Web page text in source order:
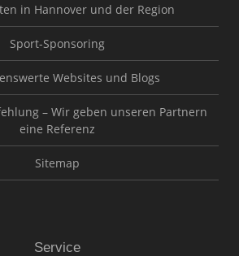
in Hannover und der Region
Sport-Sponsoring
Websites und Blogs
– Wir geben unseren Partnern
eine Referenz
Sitemap
Service